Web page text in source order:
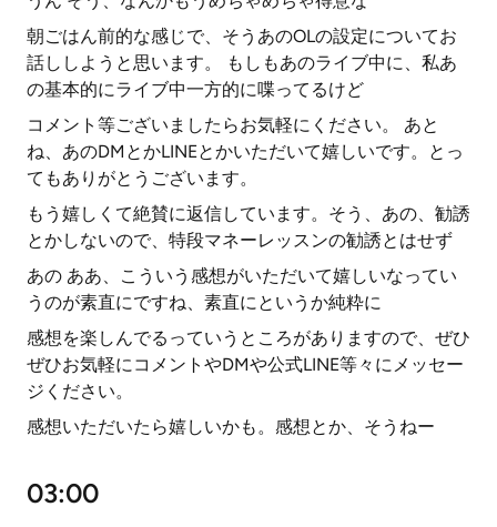
朝ごはん前的な感じで、そうあのOLの設定についてお
話ししようと思います。 もしもあのライブ中に、私あ
の基本的にライブ中一方的に喋ってるけど
コメント等ございましたらお気軽にください。 あと
ね、あのDMとかLINEとかいただいて嬉しいです。とっ
てもありがとうございます。
もう嬉しくて絶賛に返信しています。そう、あの、勧誘
とかしないので、特段マネーレッスンの勧誘とはせず
あの ああ、こういう感想がいただいて嬉しいなってい
うのが素直にですね、素直にというか純粋に
感想を楽しんでるっていうところがありますので、ぜひ
ぜひお気軽にコメントやDMや公式LINE等々にメッセー
ジください。
感想いただいたら嬉しいかも。感想とか、そうねー
03:00